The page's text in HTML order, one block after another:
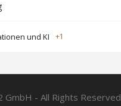
und KI +1
GmbH - All Rights Reserved